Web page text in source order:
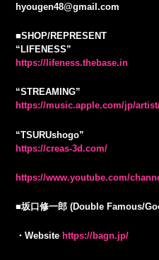
hyougen48@gmail.com
■SHOP/REPRESENT
“LIFENESS”
https://lifeness.thebase.in
“STREAMING”
https://music.apple.com/jp/artist/
“TSURUshogo”
https://creas-3d.com/
https://www.youtube.com/
■坂口修一郎 (Double Famous/
・Website https://bagn.jp/